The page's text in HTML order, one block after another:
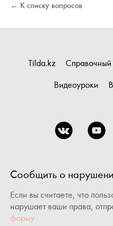
← К списку вопросов
Tilda.kz Справочный
Видеоуроки
Сообщить о
Если вы считаете, что
нарушает ваши права,
форму